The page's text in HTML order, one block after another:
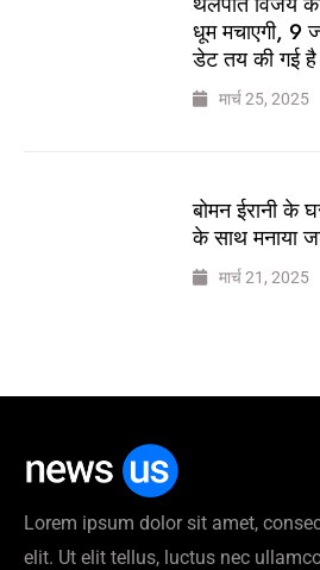
धूम मचाएगी, 9
डेट तय की गई है
मार्च 25, 2025
बोमन ईरानी के
के साथ मनाया
मार्च 21, 2025
Lorem ipsum dolor sit amet,
elit. Ut elit tellus, luctus nec